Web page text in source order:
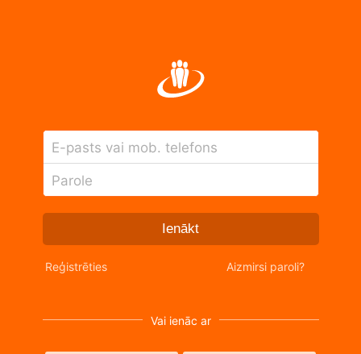
E-pasts vai mob. telefons
Parole
Ienākt
Reģistrēties Aizmirsi paroli?
Vai ienāc ar